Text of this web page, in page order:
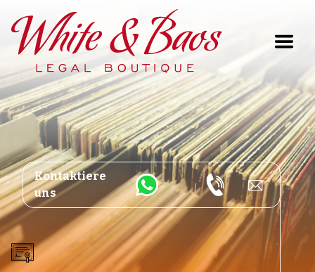
Main Navigation
Kontaktiere
uns